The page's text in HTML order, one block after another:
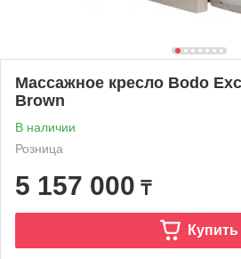
Массажное кресло Bodo
Brown
В наличии
Розница
5 157 000 ₸
Купить